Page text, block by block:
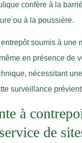
confère à la
ou à la poussière.
soumis à une
en présence de
nécessitant
surveillance
à
de